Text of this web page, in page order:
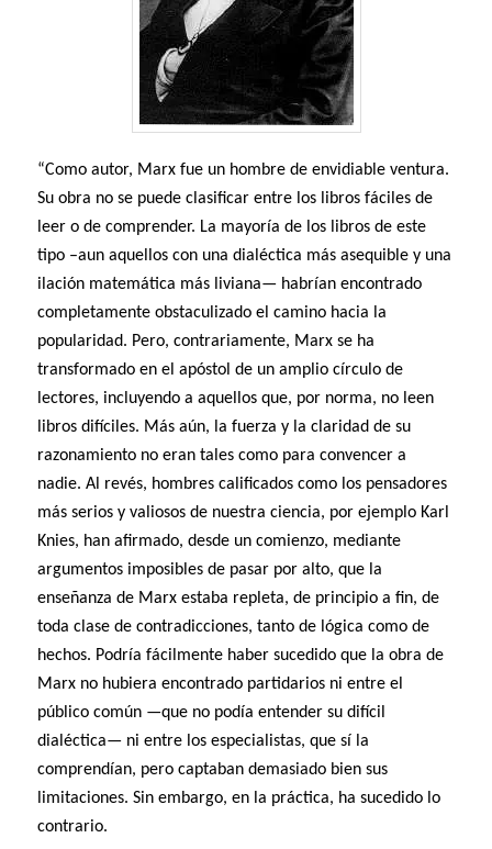
“Como autor, Marx fue un hombre de envidiable ventura.
Su obra no se puede clasificar entre los libros fáciles de
leer o de comprender. La mayoría de los libros de este
tipo –aun aquellos con una dialéctica más asequible y una
ilación matemática más liviana— habrían encontrado
completamente obstaculizado el camino hacia la
popularidad. Pero, contrariamente, Marx se ha
transformado en el apóstol de un amplio círculo de
lectores, incluyendo a aquellos que, por norma, no leen
libros difíciles. Más aún, la fuerza y la claridad de su
razonamiento no eran tales como para convencer a
nadie. Al revés, hombres calificados como los pensadores
más serios y valiosos de nuestra ciencia, por ejemplo Karl
Knies, han afirmado, desde un comienzo, mediante
argumentos imposibles de pasar por alto, que la
enseñanza de Marx estaba repleta, de principio a fin, de
toda clase de contradicciones, tanto de lógica como de
hechos. Podría fácilmente haber sucedido que la obra de
Marx no hubiera encontrado partidarios ni entre el
público común —que no podía entender su difícil
dialéctica— ni entre los especialistas, que sí la
comprendían, pero captaban demasiado bien sus
limitaciones. Sin embargo, en la práctica, ha sucedido lo
contrario.